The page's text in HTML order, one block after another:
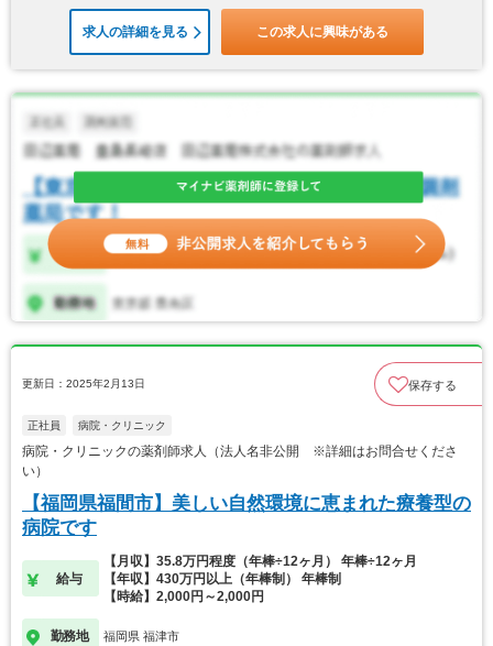
求人の詳細を見る この求人に興味がある
更新日：2025年2月13日 保存する
正社員 病院・クリニック
病院・クリニックの薬剤師求人（法人名非公開 ※詳細はお問合せくださ
い）
【福岡県福間市】美しい自然環境に恵まれた療養型の
病院です
給与
【月収】35.8万円程度（年棒÷12ヶ月） 年棒÷12ヶ月
【年収】430万円以上（年棒制） 年棒制
【時給】2,000円～2,000円
勤務地 福岡県 福津市